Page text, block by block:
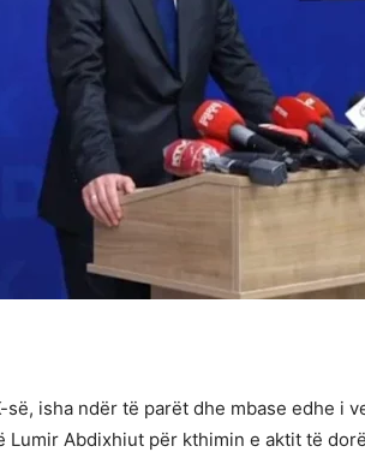
isha ndër të parët dhe mbase edhe i
Lumir Abdixhiut për kthimin e aktit të